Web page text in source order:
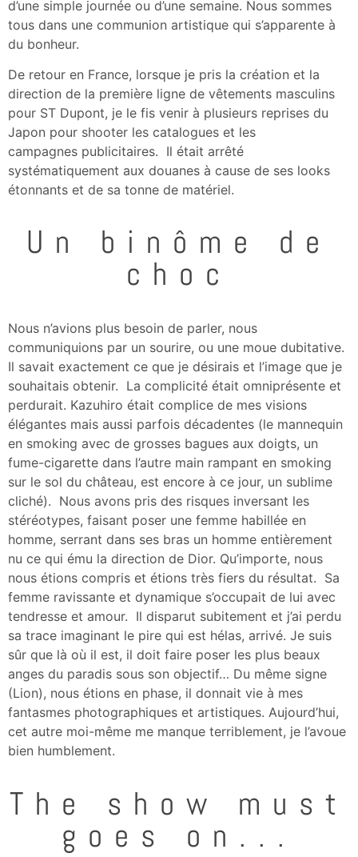
d’une simple journée ou d’une semaine. Nous sommes
tous dans une communion artistique qui s’apparente à
du bonheur.
De retour en France, lorsque je pris la création et la
direction de la première ligne de vêtements masculins
pour ST Dupont, je le fis venir à plusieurs reprises du
Japon pour shooter les catalogues et les
campagnes publicitaires. Il était arrêté
systématiquement aux douanes à cause de ses looks
étonnants et de sa tonne de matériel.
Un binôme de
choc
Nous n’avions plus besoin de parler, nous
communiquions par un sourire, ou une moue dubitative.
Il savait exactement ce que je désirais et l’image que je
souhaitais obtenir. La complicité était omniprésente et
perdurait. Kazuhiro était complice de mes visions
élégantes mais aussi parfois décadentes (le mannequin
en smoking avec de grosses bagues aux doigts, un
fume-cigarette dans l’autre main rampant en smoking
sur le sol du château, est encore à ce jour, un sublime
cliché). Nous avons pris des risques inversant les
stéréotypes, faisant poser une femme habillée en
homme, serrant dans ses bras un homme entièrement
nu ce qui ému la direction de Dior. Qu’importe, nous
nous étions compris et étions très fiers du résultat. Sa
femme ravissante et dynamique s’occupait de lui avec
tendresse et amour. Il disparut subitement et j’ai perdu
sa trace imaginant le pire qui est hélas, arrivé. Je suis
sûr que là où il est, il doit faire poser les plus beaux
anges du paradis sous son objectif… Du même signe
(Lion), nous étions en phase, il donnait vie à mes
fantasmes photographiques et artistiques. Aujourd’hui,
cet autre moi-même me manque terriblement, je l’avoue
bien humblement.
The show must
goes on...